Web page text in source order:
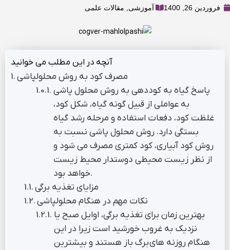
فروردین 26, 1400 آموزشی مقالات علمی
آنچه در این مطلب می خوانید
مصرف کود به روش محلولپاشی
پاسخ گیاه به کوددهی به روش محلول پاشی
به عواملی از قبیل گونه گیاه، شکل کود،
غلظت کود، دفعات استفاده و مرحله رشد گیاه
بستگی دارد. روش محلول پاشی نسبت به
روش کود آبیاری، کود کمتری مصرف می شود و
از نظر زیست محیطی دوستدار محیط زیست
خواهد بود.
مزایای تغذیه برگی
نکات مهم در هنگام محلولپاشی
بهترین زمان برای تغذیه برگی، اوایل صبح یا
نزدیک به غروب خورشید است زیرا در این
هنگام روزنه هاي برگ باز هستند و بیشترین